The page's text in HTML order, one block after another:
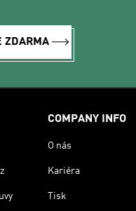
ZDARMA
COMPANY INFO
O nás
Kariéra
Tisk